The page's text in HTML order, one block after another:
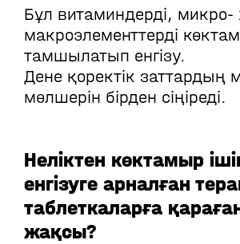
Бұл витаминдерді, микро-
макроэлементтерді
тамшылатып енгізу.
Дене қоректік заттардың
мөлшерін бірден сіңіреді.
Неліктен көктамыр
енгізуге арналған
таблеткаларға
жақсы?